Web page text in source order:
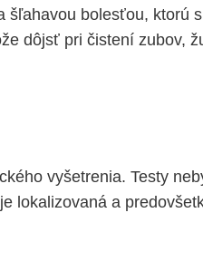
šľahavou bolesťou, ktorú
dôjsť pri čistení zubov,
vyšetrenia. Testy
lokalizovaná a